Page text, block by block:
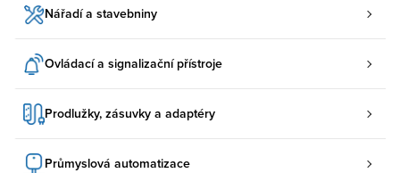
Nářadí a stavebniny
Ovládací a signalizační přístroje
Prodlužky, zásuvky a adaptéry
Průmyslová automatizace